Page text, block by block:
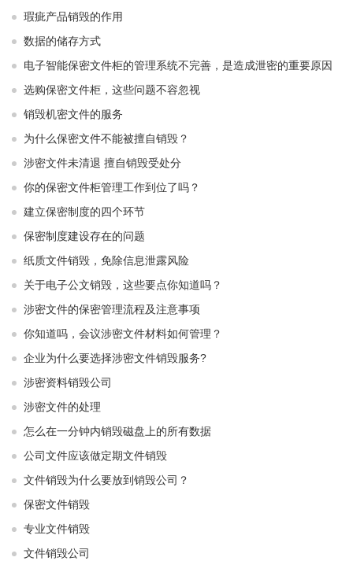
瑕疵产品销毁的作用
数据的储存方式
电子智能保密文件柜的管理系统不完善，是造成泄密的重要原因
选购保密文件柜，这些问题不容忽视
销毁机密文件的服务
为什么保密文件不能被擅自销毁？
涉密文件未清退 擅自销毁受处分
你的保密文件柜管理工作到位了吗？
建立保密制度的四个环节
保密制度建设存在的问题
纸质文件销毁，免除信息泄露风险
关于电子公文销毁，这些要点你知道吗？
涉密文件的保密管理流程及注意事项
你知道吗，会议涉密文件材料如何管理？
企业为什么要选择涉密文件销毁服务?
涉密资料销毁公司
涉密文件的处理
怎么在一分钟内销毁磁盘上的所有数据
公司文件应该做定期文件销毁
文件销毁为什么要放到销毁公司？
保密文件销毁
专业文件销毁
文件销毁公司